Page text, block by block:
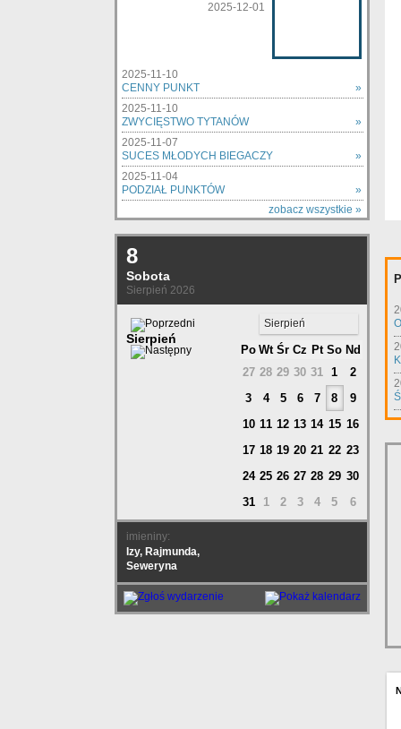
2025-12-01
2025-11-10
CENNY PUNKT
»
2025-11-10
ZWYCIĘSTWO TYTANÓW
»
2025-11-07
SUCES MŁODYCH BIEGACZY
»
2025-11-04
PODZIAŁ PUNKTÓW
»
zobacz wszystkie »
8
Sobota
Sierpień 2026
Sierpień
Sierpień
Po Wt Śr Cz Pt So Nd
27 28 29 30 31 1
2
3
4 5 6 7 8
9
10 11 12 13 14 15 16
17 18 19 20 21 22 23
24 25 26 27 28 29 30
31
1 2 3 4 5 6
imieniny:
Izy, Rajmunda,
Seweryna